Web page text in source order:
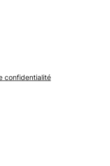
confidentialité